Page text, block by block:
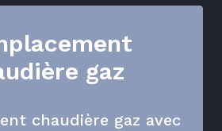
gaz
chaudière gaz avec